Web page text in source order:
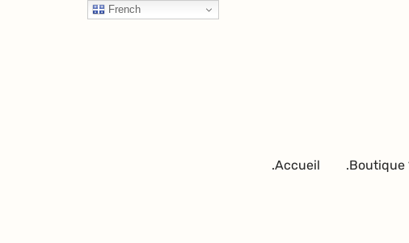
.Accueil .Boutique
French